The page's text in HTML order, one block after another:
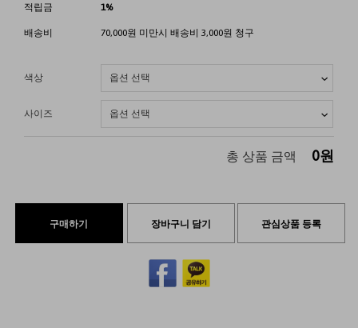
적립금 1%
배송비 70,000원 미만시 배송비 3,000원 청구
색상
사이즈
총 상품 금액 0원
구매하기 장바구니 담기 관심상품 등록